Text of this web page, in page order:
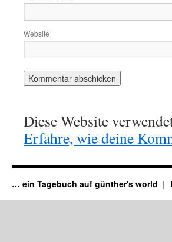
Website
Diese Website
Erfahre, wie deine
… ein Tagebuch auf günther's world